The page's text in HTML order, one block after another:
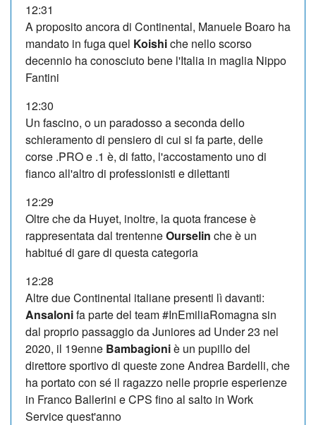
12:31
A proposito ancora di Continental, Manuele Boaro ha
mandato in fuga quel Koishiche nello scorso
decennio ha conosciuto bene l'Italia in maglia Nippo
Fantini
12:30
Un fascino, o un paradosso a seconda dello
schieramento di pensiero di cui si fa parte, delle
corse .PRO e .1 è, di fatto, l'accostamento uno di
fianco all'altro di professionisti e dilettanti
12:29
Oltre che da Huyet, inoltre, la quota francese è
rappresentata dal trentenneOurselin che è un
habitué di gare di questa categoria
12:28
Altre due Continental italiane presenti lì davanti:
Ansalonifa parte del team #InEmiliaRomagna sin
dal proprio passaggio da Juniores ad Under 23 nel
2020, il 19enne Bambagioniè un pupillo del
direttore sportivo di queste zone Andrea Bardelli, che
ha portato con sé il ragazzo nelle proprie esperienze
in Franco Ballerini e CPS fino al salto in Work
Service quest'anno